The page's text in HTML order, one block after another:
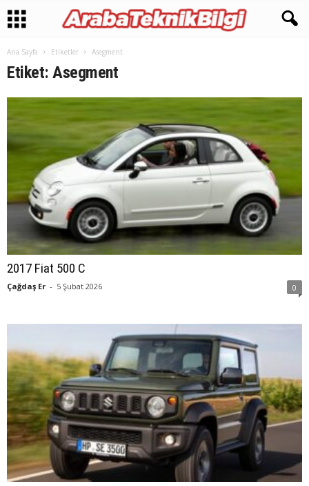
Ana Sayfa Etiketler Asegment
Etiket: Asegment
2017 Fiat 500 C
Çağdaş Er - 5 Şubat 2026 0